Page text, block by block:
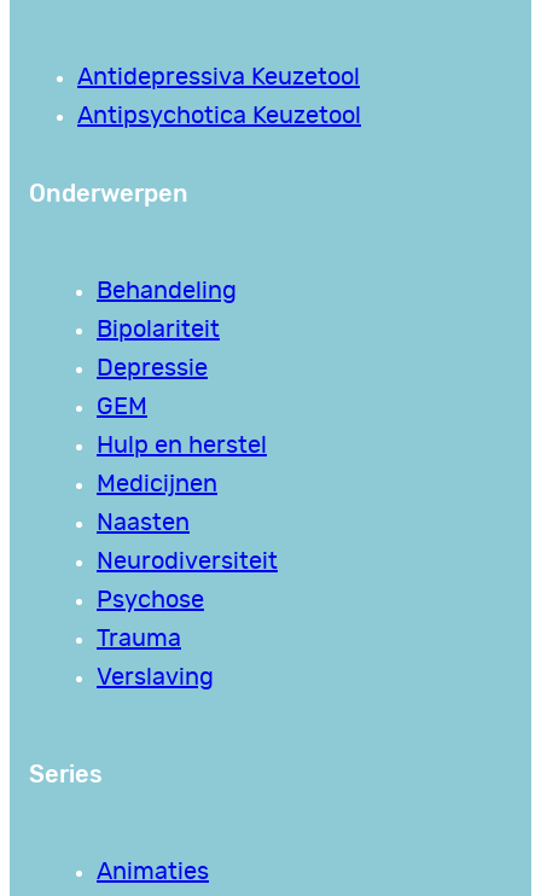
Antidepressiva Keuzetool
Antipsychotica Keuzetool
Onderwerpen
Behandeling
Bipolariteit
Depressie
GEM
Hulp en herstel
Medicijnen
Naasten
Neurodiversiteit
Psychose
Trauma
Verslaving
Series
Animaties